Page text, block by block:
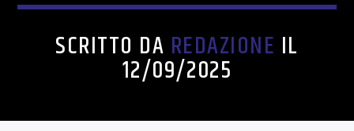
SCRITTO DA REDAZIONE IL
12/09/2025